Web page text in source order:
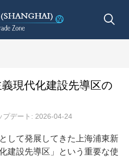
義現代化建設先導区の
プデート: 2026-04-24
して発展してきた上海浦東新
建設先導区」という重要な使